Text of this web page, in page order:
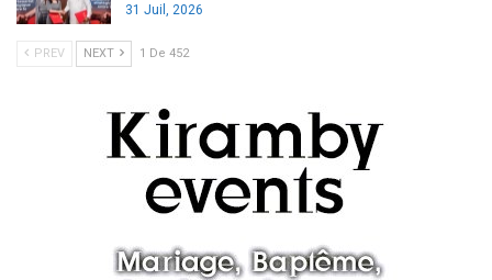
31 Juil, 2026
PREV NEXT 1 De 452